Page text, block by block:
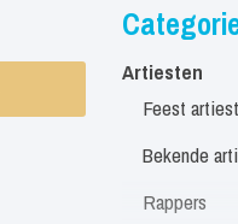
Artiesten
Feest
Bekende
Rappers